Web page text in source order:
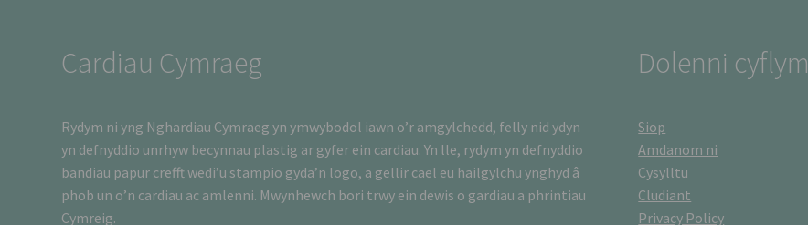
Cardiau Cymraeg
Rydym ni yng Nghardiau Cymraeg yn ymwybodol iawn o’r amgylchedd, felly nid ydyn
yn defnyddio unrhyw becynnau plastig ar gyfer ein cardiau. Yn lle, rydym yn defnyddio
bandiau papur crefft wedi’u stampio gyda’n logo, a gellir cael eu hailgylchu ynghyd â
phob un o’n cardiau ac amlenni. Mwynhewch bori trwy ein dewis o gardiau a phrintiau
Cymreig.
Dolenni cyflym
Siop
Amdanom ni
Cysylltu
Cludiant
Privacy Policy